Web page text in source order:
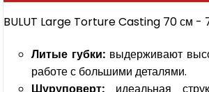
BULUT Large Torture Casting 70 см -
Литые губки:выдерживают
работе с большими деталями.